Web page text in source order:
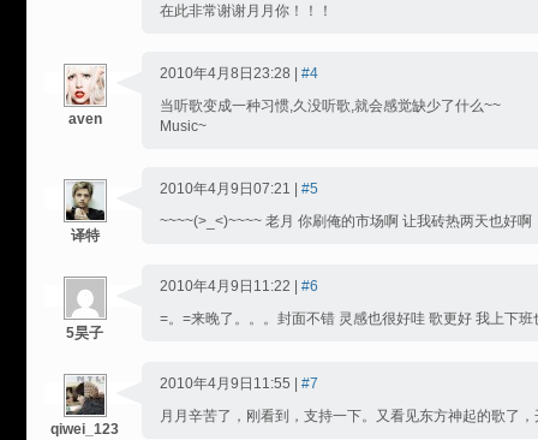
在此非常谢谢月月你！！！
aven
2010年4月8日23:28 | #4
当听歌变成一种习惯,久没听歌,就会感觉缺少了什么~~
Music~
译特
2010年4月9日07:21 | #5
~~~~(>_<)~~~~ 老月 你刷俺的市场啊 让我砖热两天也好啊
5昊子
2010年4月9日11:22 | #6
=。=来晚了。。。封面不错 灵感也很好哇 歌更好 我上下
qiwei_123
2010年4月9日11:55 | #7
月月辛苦了，刚看到，支持一下。又看见东方神起的歌了，